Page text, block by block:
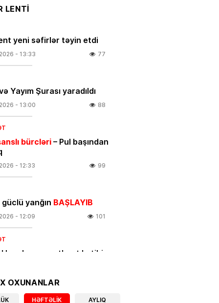
LENTİ
yeni səfirlər təyin etdi
- 13:33 77
Yayım Şurası yaradıldı
- 13:00 88
bürcləri– Pul başından
- 12:33 99
güclü yanğın BAŞLAYIB
- 12:09 101
mətbuat katibi
OXUNANLAR
HƏFTƏLIK AYLIQ